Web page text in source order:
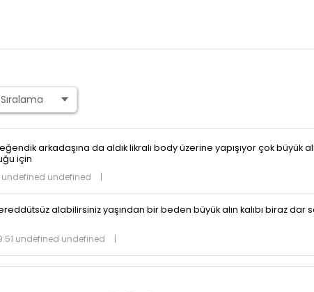
arkadaşına da aldık likralı body üzerine yapışıyor çok büyük
için
undefined undefined |
alabilirsiniz yaşından bir beden büyük alın kalıbı biraz dar
undefined undefined |